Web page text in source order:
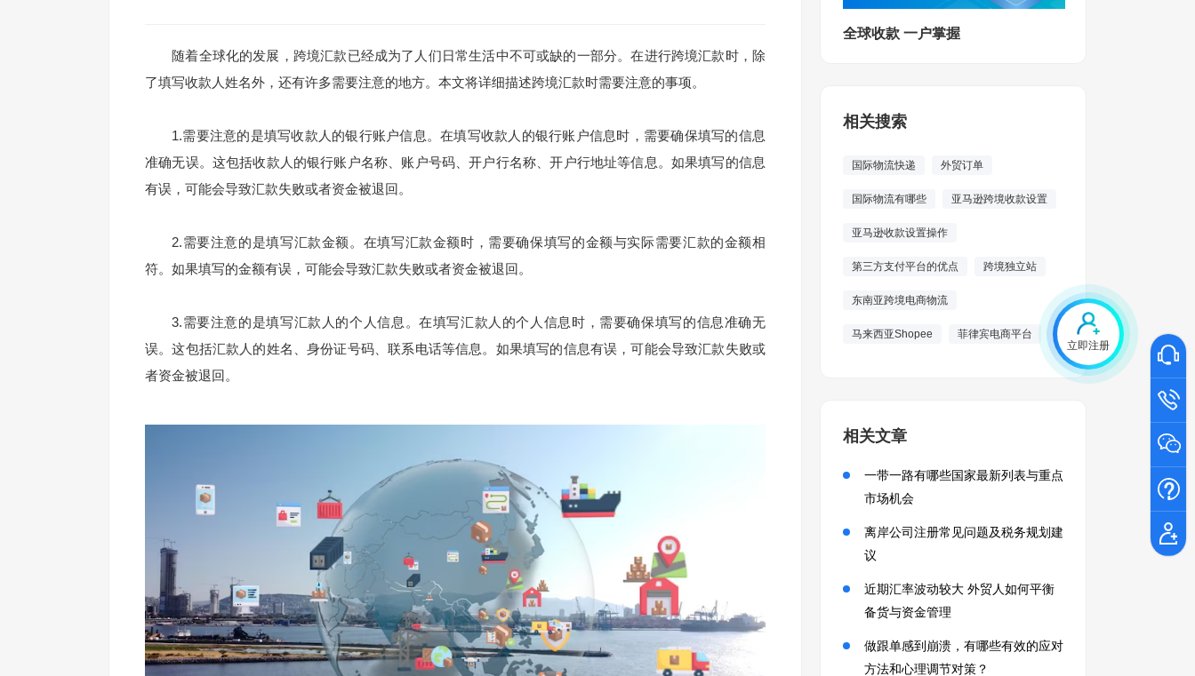
立即注册
随着全球化的发展，跨境汇款已经成为了人们日常生活中不可或缺的一部分。在进行跨境汇款时，除
了填写收款人姓名外，还有许多需要注意的地方。本文将详细描述跨境汇款时需要注意的事项。
1.需要注意的是填写收款人的银行账户信息。在填写收款人的银行账户信息时，需要确保填写的信息
准确无误。这包括收款人的银行账户名称、账户号码、开户行名称、开户行地址等信息。如果填写的信息
有误，可能会导致汇款失败或者资金被退回。
2.需要注意的是填写汇款金额。在填写汇款金额时，需要确保填写的金额与实际需要汇款的金额相
符。如果填写的金额有误，可能会导致汇款失败或者资金被退回。
3.需要注意的是填写汇款人的个人信息。在填写汇款人的个人信息时，需要确保填写的信息准确无
误。这包括汇款人的姓名、身份证号码、联系电话等信息。如果填写的信息有误，可能会导致汇款失败或
者资金被退回。
全球收款 一户掌握
相关搜索
国际物流快递 外贸订单
国际物流有哪些 亚马逊跨境收款设置
亚马逊收款设置操作
第三方支付平台的优点 跨境独立站
东南亚跨境电商物流
马来西亚Shopee 菲律宾电商平台
相关文章
一带一路有哪些国家最新列表与重点
市场机会
离岸公司注册常见问题及税务规划建
议
近期汇率波动较大 外贸人如何平衡
备货与资金管理
做跟单感到崩溃，有哪些有效的应对
方法和心理调节对策？